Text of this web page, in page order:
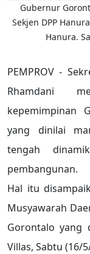
Gubernur
Sekjen DPP
Hanura.
PEMPROV -
Rhamdani
kepemimpinan
yang dinilai
tengah
pembangunan.
Hal itu
Musyawarah
Gorontalo yang
Villas, Sabtu (16/